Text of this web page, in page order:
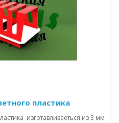
пластика
изготавливаеться из 3 мм